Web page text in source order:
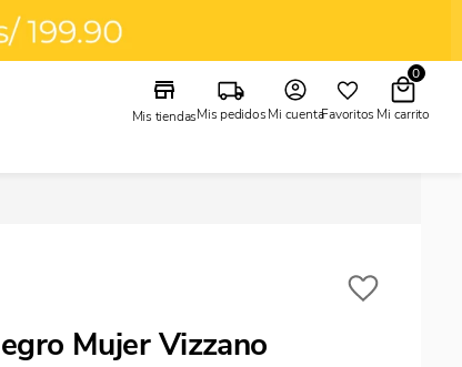
Mis tiendasMis pedidosMi cuentaFavoritos
0
Mujer Vizzano